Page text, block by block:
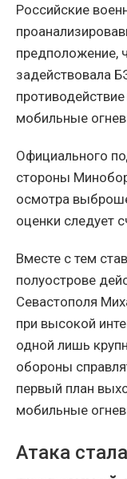
Российские
предположение,
задействовала
мобильные
Официального
стороны
осмотра
оценки следует
Вместе с тем
полуострове
Севастополя
при высокой
одной лишь
обороны
первый план
мобильные
Атака